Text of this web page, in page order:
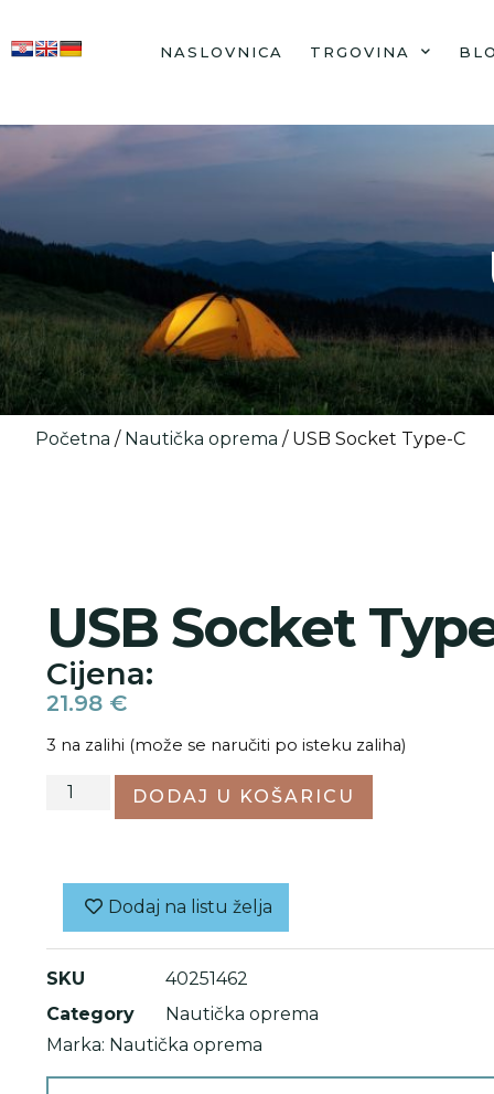
NASLOVNICA TRGOVINA
Početna / Nautička oprema / USB Socket Type-C
USB Socket
Cijena:
21.98 €
3 na zalihi (može se naručiti po isteku zaliha)
DODAJ U KOŠARICU
Dodaj na listu želja
SKU
40251462
Category
Nautička oprema
Marka: Nautička oprema